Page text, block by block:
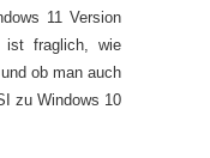
11 Version
ist fraglich, wie
ob man auch
zu Windows 10